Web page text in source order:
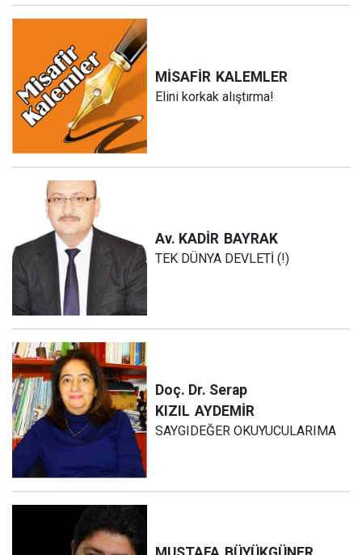
MİSAFİR KALEMLER
Elini korkak alıştırma!
Av. KADİR BAYRAK
TEK DÜNYA DEVLETİ (!)
Doç. Dr. Serap
KIZIL AYDEMİR
SAYGIDEĞER OKUYUCULARIMA